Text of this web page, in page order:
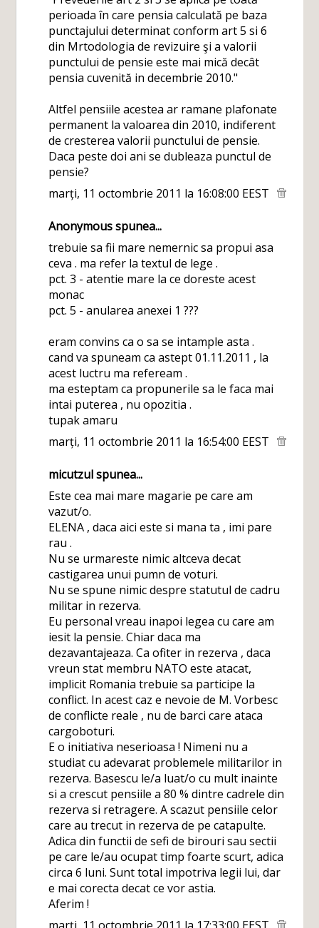
perioada în care pensia calculată pe baza
punctajului determinat conform art 5 si 6
din Mrtodologia de revizuire şi a valorii
punctului de pensie este mai mică decât
pensia cuvenită in decembrie 2010."
Altfel pensiile acestea ar ramane plafonate
permanent la valoarea din 2010, indiferent
de cresterea valorii punctului de pensie.
Daca peste doi ani se dubleaza punctul de
pensie?
marți, 11 octombrie 2011 la 16:08:00 EEST
Anonymous spunea...
trebuie sa fii mare nemernic sa propui asa
ceva . ma refer la textul de lege .
pct. 3 - atentie mare la ce doreste acest
monac
pct. 5 - anularea anexei 1 ???
eram convins ca o sa se intample asta .
cand va spuneam ca astept 01.11.2011 , la
acest luctru ma refeream .
ma esteptam ca propunerile sa le faca mai
intai puterea , nu opozitia .
tupak amaru
marți, 11 octombrie 2011 la 16:54:00 EEST
micutzulspunea...
Este cea mai mare magarie pe care am
vazut/o.
ELENA , daca aici este si mana ta , imi pare
rau .
Nu se urmareste nimic altceva decat
castigarea unui pumn de voturi.
Nu se spune nimic despre statutul de cadru
militar in rezerva.
Eu personal vreau inapoi legea cu care am
iesit la pensie. Chiar daca ma
dezavantajeaza. Ca ofiter in rezerva , daca
vreun stat membru NATO este atacat,
implicit Romania trebuie sa participe la
conflict. In acest caz e nevoie de M. Vorbesc
de conflicte reale , nu de barci care ataca
cargoboturi.
E o initiativa neserioasa ! Nimeni nu a
studiat cu adevarat problemele militarilor in
rezerva. Basescu le/a luat/o cu mult inainte
si a crescut pensiile a 80 % dintre cadrele din
rezerva si retragere. A scazut pensiile celor
care au trecut in rezerva de pe catapulte.
Adica din functii de sefi de birouri sau sectii
pe care le/au ocupat timp foarte scurt, adica
circa 6 luni. Sunt total impotriva legii lui, dar
e mai corecta decat ce vor astia.
Aferim !